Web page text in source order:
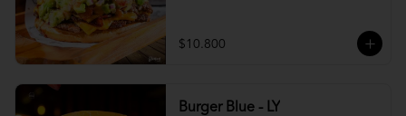
$10.800
Burger Blue - LY